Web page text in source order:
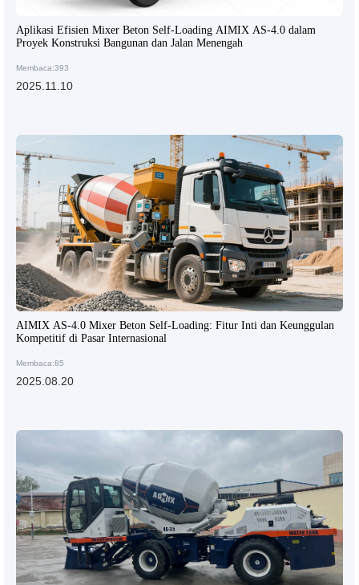
Aplikasi Efisien Mixer Beton Self-Loading AIMIX AS-4.0 dalam
Proyek Konstruksi Bangunan dan Jalan Menengah
Membaca:393
2025.11.10
AIMIX AS-4.0 Mixer Beton Self-Loading: Fitur Inti dan Keunggulan
Kompetitif di Pasar Internasional
Membaca:85
2025.08.20